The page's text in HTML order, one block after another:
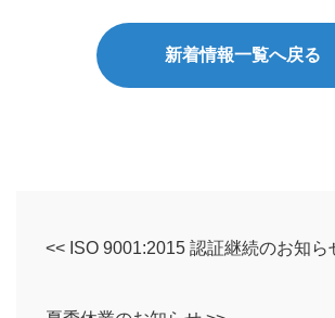
新着情報一覧へ戻る
<< ISO 9001:2015 認証継続のお知ら